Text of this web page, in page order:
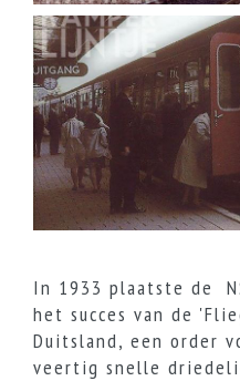
In 1933 plaatste de
het succes van de
Duitsland, een order
veertig snelle